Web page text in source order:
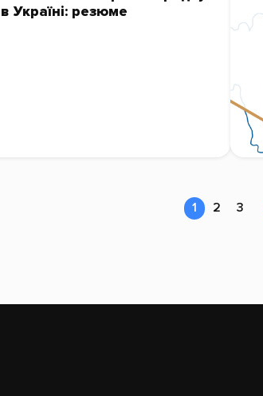
в Україні: резюме
1 2 3